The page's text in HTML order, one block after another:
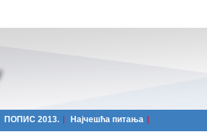
ПОПИС 2013. Најчешћa питања